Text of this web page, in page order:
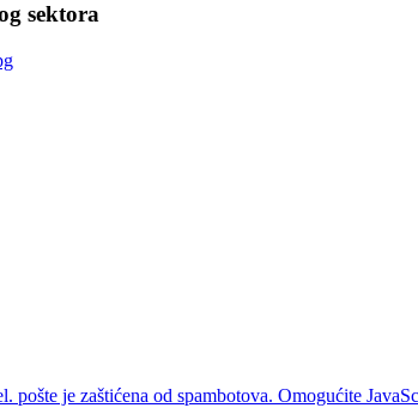
sektora
pošte je zaštićena od spambotova. Omogućite